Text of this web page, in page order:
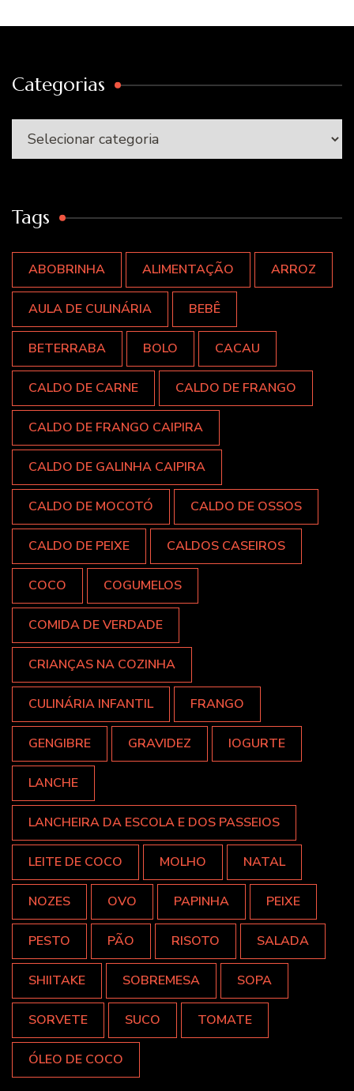
Categorias
Categorias
Tags
ABOBRINHA ALIMENTAÇÃO ARROZ
AULA DE CULINÁRIA BEBÊ
BETERRABA BOLO CACAU
CALDO DE CARNE CALDO DE FRANGO
CALDO DE FRANGO CAIPIRA
CALDO DE GALINHA CAIPIRA
CALDO DE MOCOTÓ CALDO DE OSSOS
CALDO DE PEIXE CALDOS CASEIROS
COCO COGUMELOS
COMIDA DE VERDADE
CRIANÇAS NA COZINHA
CULINÁRIA INFANTIL FRANGO
GENGIBRE GRAVIDEZ IOGURTE
LANCHE
LANCHEIRA DA ESCOLA E DOS PASSEIOS
LEITE DE COCO MOLHO NATAL
NOZES OVO PAPINHA PEIXE
PESTO PÃO RISOTO SALADA
SHIITAKE SOBREMESA SOPA
SORVETE SUCO TOMATE
ÓLEO DE COCO